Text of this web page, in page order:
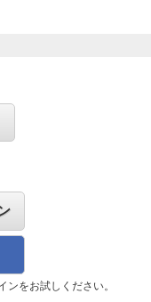
をお試しください。